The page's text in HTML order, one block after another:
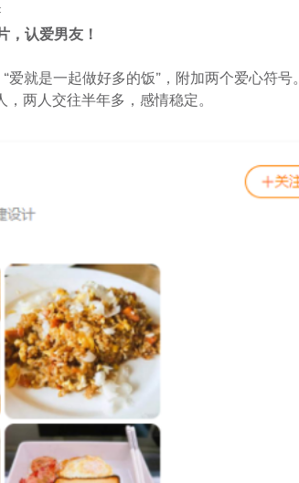
，认爱男友！
就是一起做好多的饭”，附加两个爱心符号。
两人交往半年多，感情稳定。